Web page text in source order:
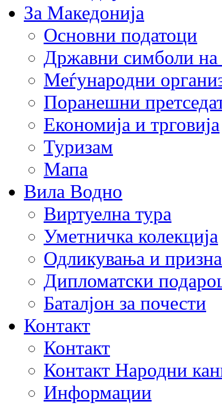
За Македонија
Основни податоци
Државни симболи
Меѓународни
Поранешни
Економија и трговија
Туризам
Мапа
Вила Водно
Виртуелна тура
Уметничка колекција
Одликувања и
Дипломатски
Баталјон за почести
Контакт
Контакт
Контакт Народни
Информации